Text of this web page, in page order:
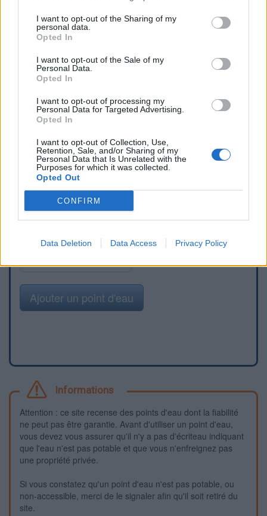
I want to opt-out of the Sharing of my
personal data.
Opted In
I want to opt-out of the Sale of my
Personal Data.
Opted In
I want to opt-out of processing my
Personal Data for Targeted Advertising.
Opted In
I want to opt-out of Collection, Use,
Retention, Sale, and/or Sharing of my
Personal Data that Is Unrelated with the
Purposes for which it was collected.
Opted Out
CONFIRM
Data Deletion Data Access Privacy Policy
Ajouter un point d'eau
Informations
Attention : ce site recense des points d'eau dont la fiabilité
ne peut pas être garantie. Avant d'utiliser un point d'eau,
vous devez vous assurer qu'il n'y a pas d'écriteau indiquant
que l'eau n'est pas potable et que vous n'enfreignez pas
une propriété privée.
Si vous constatez qu'un point d'eau n'est pas potable, ou
non-accessible, merci de le signaler afin qu'il soit retiré du
site.